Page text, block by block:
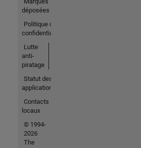
déposées
Politique de
confidentialité
Lutte
anti-
piratage
Statut des
applications
Contacts
locaux
© 1994-
2026
The